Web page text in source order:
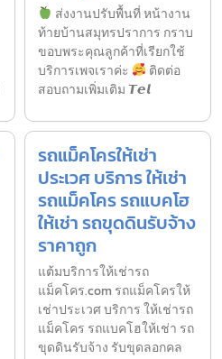
ส่งงานปรับพื้นที่ หน้างาน
ท้ายบ้านสมุทรปราการ กราบ
ขอบพระคุณลูกค้าที่เรียกใช้
บริการเพจเราค่ะ
ติดต่อ
สอบถามเพิ่มเติม 𝙏𝙚𝙡
รถแม็คโครให้เช่า
ประเวศ บริการ ให้เช่า
รถแม็คโคร รถแบคโฮ
ให้เช่า รถขุดดินรับจ้าง
ราคาถูก
แต้มบริการให้เช่ารถ
แม็คโคร.com รถแม็คโครให้
เช่าประเวศ บริการ ให้เช่ารถ
แม็คโคร รถแบคโฮให้เช่า รถ
ขุดดินรับจ้าง รับขุดลอกคล